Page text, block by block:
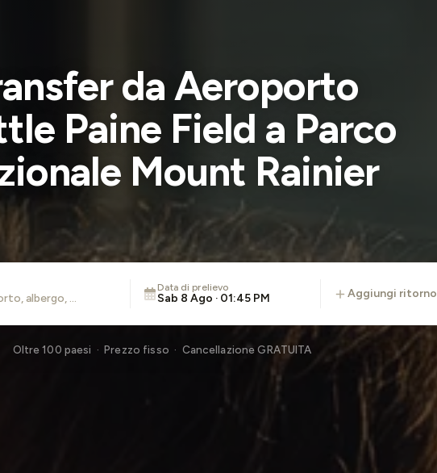
da Aeroporto
Paine Field a Parco
Mount Rainier
Data di prelievo
Sab 8 Ago · 01:45 PM aggiungi ritorno
Oltre 100 paesi · Prezzo fisso · Cancellazione GRATUITA